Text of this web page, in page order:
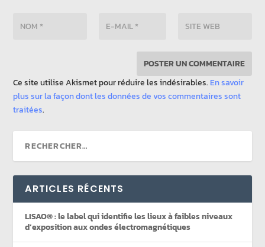
Ce site utilise Akismet pour réduire les indésirables. En savoir
plus sur la façon dont les données de vos commentaires sont
traitées.
ARTICLES RÉCENTS
LISAO® : le label qui identifie les lieux à faibles niveaux
d’exposition aux ondes électromagnétiques